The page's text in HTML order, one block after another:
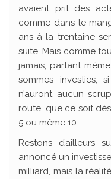
avaient prit des
comme dans le
ans à la trentaine
suite. Mais comme
jamais, partant
sommes investies,
n’auront aucun
route, que ce soit
5 ou même 10.
Restons
annoncé un
milliard, mais la